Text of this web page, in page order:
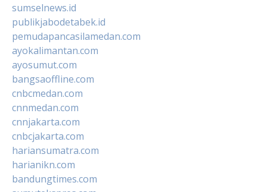
sumselnews.id
publikjabodetabek.id
pemudapancasilamedan.com
ayokalimantan.com
ayosumut.com
bangsaoffline.com
cnbcmedan.com
cnnmedan.com
cnnjakarta.com
cnbcjakarta.com
hariansumatra.com
harianikn.com
bandungtimes.com